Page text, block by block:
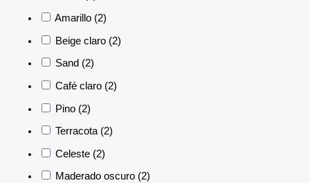
Amarillo (2)
Beige claro (2)
Sand (2)
Café claro (2)
Pino (2)
Terracota (2)
Celeste (2)
Maderado oscuro (2)